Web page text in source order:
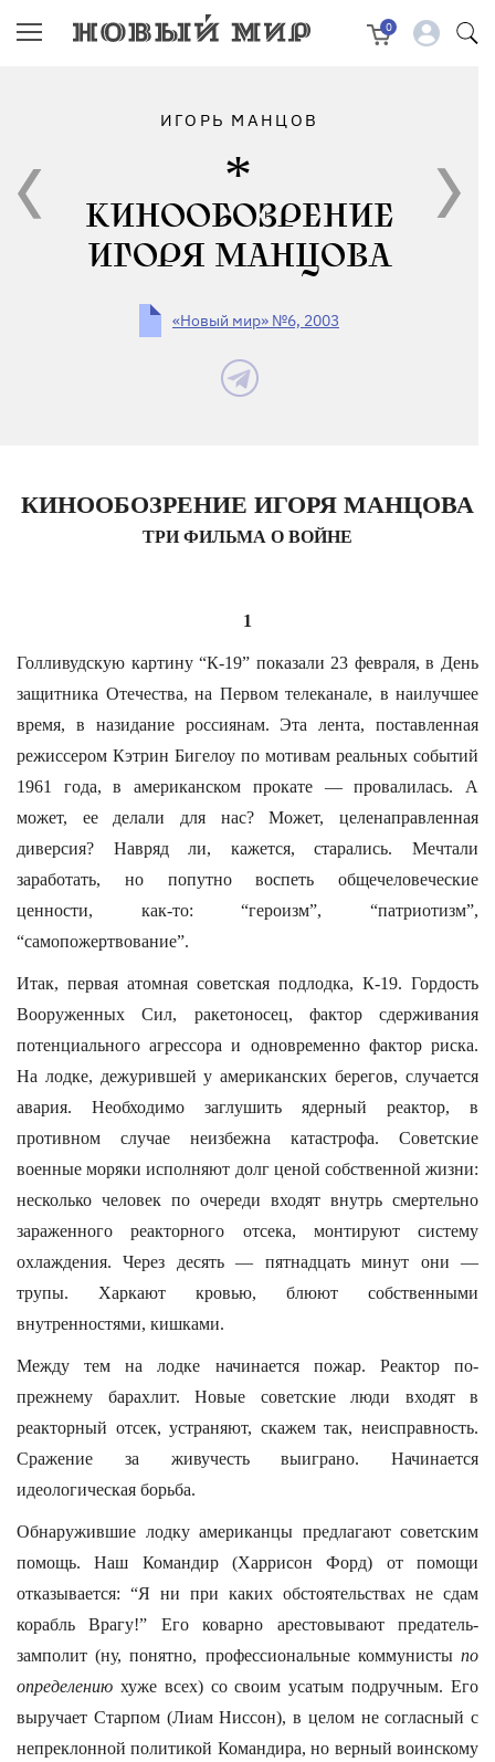
0
ИГОРЬ МАНЦОВ
КИНООБОЗРЕНИЕ
ИГОРЯ МАНЦОВА
«Новый мир» №6, 2003
КИНООБОЗРЕНИЕ ИГОРЯ МАНЦОВА
ТРИ ФИЛЬМА О ВОЙНЕ
1
Голливудскую картину “К-19” показали 23 февраля, в День
защитника Отечества, на Первом телеканале, в наилучшее
время, в назидание россиянам. Эта лента, поставленная
режиссером Кэтрин Бигелоу по мотивам реальных событий
1961 года, в американском прокате — провалилась. А
может, ее делали для нас? Может, целенаправленная
диверсия? Навряд ли, кажется, старались. Мечтали
заработать, но попутно воспеть общечеловеческие
ценности, как-то: “героизм”, “патриотизм”,
“самопожертвование”.
Итак, первая атомная советская подлодка, К-19. Гордость
Вооруженных Сил, ракетоносец, фактор сдерживания
потенциального агрессора и одновременно фактор риска.
На лодке, дежурившей у американских берегов, случается
авария. Необходимо заглушить ядерный реактор, в
противном случае неизбежна катастрофа. Советские
военные моряки исполняют долг ценой собственной жизни:
несколько человек по очереди входят внутрь смертельно
зараженного реакторного отсека, монтируют систему
охлаждения. Через десять — пятнадцать минут они —
трупы. Харкают кровью, блюют собственными
внутренностями, кишками.
Между тем на лодке начинается пожар. Реактор по-
прежнему барахлит. Новые советские люди входят в
реакторный отсек, устраняют, скажем так, неисправность.
Сражение за живучесть выиграно. Начинается
идеологическая борьба.
Обнаружившие лодку американцы предлагают советским
помощь. Наш Командир (Харрисон Форд) от помощи
отказывается: “Я ни при каких обстоятельствах не сдам
корабль Врагу!” Его коварно арестовывают предатель-
замполит (ну, понятно, профессиональные коммунисты по
определению хуже всех) со своим усатым подручным. Его
выручает Старпом (Лиам Ниссон), в целом не согласный с
непреклонной политикой Командира, но верный воинскому